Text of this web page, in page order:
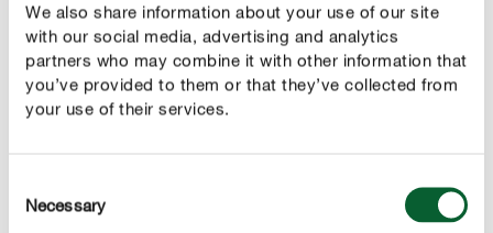
We also share information about your use of our site
with our social media, advertising and analytics
partners who may combine it with other information that
you’ve provided to them or that they’ve collected from
your use of their services.
Selection
Necessary
TECHNISCHE DETAILS
FRAG UNS ZUM PRODUKT